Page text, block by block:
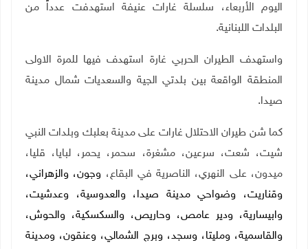
اليوم الأربعاء، سلسلة غارات عنيفة استهدفت عدداً من
البلدات اللبنانية.
واستهدف الطيران الحربي غارة استهدف فيها للمرة الاولى
المنطقة الواقعة بين بلدتي الجية والسعديات شمال مدينة
صيدا.
كما شن طيران الاحتلال غارات على مدينة بعلبك وبلدات النبي
شيت، شعت، سرعين، مشغرة، سحمر، يحمر، لبايا، قليا،
ميدون، على النهري، الناصرية في البقاع، وجون، والزهراني،
وقناريت، وضواحي مدينة صيدا، والعدوسية، وعدشيت،
وابيسارية، ودير عامص، وحاريص، والسكسكية، والحوش،
والقاسمية، ومليتا، وسجد، وبرج الشمالي، وعنقون، ومدينة